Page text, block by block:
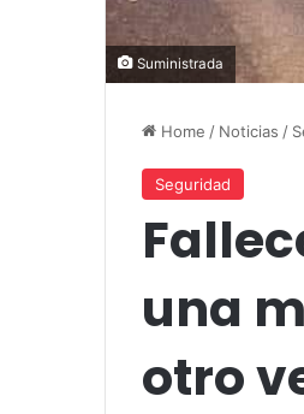
Suministrada
Home / Noticias /
Seguridad
una
otro